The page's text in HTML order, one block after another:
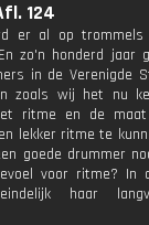
124
er al op trommels
zo'n honderd jaar
in de Verenigde
zoals wij het nu
ritme en de
lekker ritme te
goede drummer
voor ritme? In
haar